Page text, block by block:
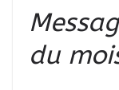
du